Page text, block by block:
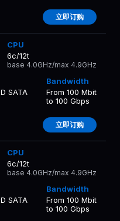
立即订购
6c/12t
base 4.0GHz/max 4.9GHz
SATA
From 100 Mbit
to 100 Gbps
立即订购
6c/12t
base 4.0GHz/max 4.9GHz
SATA
From 100 Mbit
to 100 Gbps